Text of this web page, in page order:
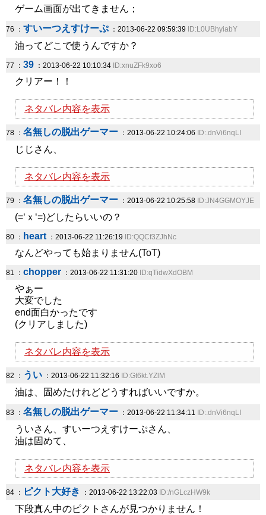
ゲーム画面が出てきません；
76 ： すいーつえすけーぷ：2013-06-22 09:59:39 ID:L0UBhyiabY
油ってどこで使うんですか？
77 ： 39 ：2013-06-22 10:10:34 ID:xnuZFk9xo6
クリアー！！
ネタバレ内容を表示
78 ： 名無しの脱出ゲーマー ：2013-06-22 10:24:06 ID:.dnVi6nqLI
じじさん、
ネタバレ内容を表示
79 ： 名無しの脱出ゲーマー ：2013-06-22 10:25:58 ID:JN4GGMOYJE
(=‘ｘ‘=)どしたらいいの？
80 ： heart：2013-06-22 11:26:19 ID:QQCf3ZJhNc
なんどやっても始まりません(ToT)
81 ： chopper ：2013-06-22 11:31:20 ID:qTidwXdOBM
やぁー
大変でした
end面白かったです
(クリアしました)
ネタバレ内容を表示
82 ： うい ：2013-06-22 11:32:16 ID:Gt6kt.YZlM
油は、固めたけれどどうすればいいですか。
83 ： 名無しの脱出ゲーマー ：2013-06-22 11:34:11 ID:.dnVi6nqLI
ういさん、すいーつえすけーぷさん、
油は固めて、
ネタバレ内容を表示
84 ： ピクト大好き ：2013-06-22 13:22:03 ID:/nGLczHW9k
下段真ん中のピクトさんが見つかりません！